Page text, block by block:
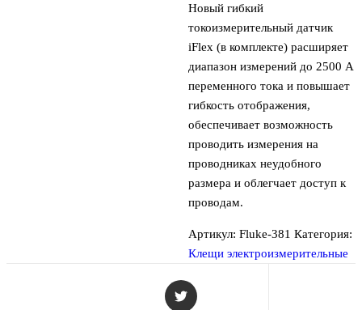
Новый гибкий
токоизмерительный датчик
iFlex (в комплекте) расширяет
диапазон измерений до 2500 A
переменного тока и повышает
гибкость отображения,
обеспечивает возможность
проводить измерения на
проводниках неудобного
размера и облегчает доступ к
проводам.
Артикул: Fluke-381 Категория:
Клещи электроизмерительные